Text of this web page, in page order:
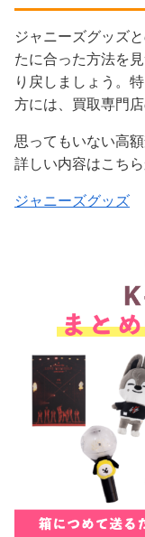
ジャニーズグッズ
たに合った方法を
り戻しましょう。
方には、買取専門
思ってもいない高
詳しい内容はこち
ジャニーズグッズ